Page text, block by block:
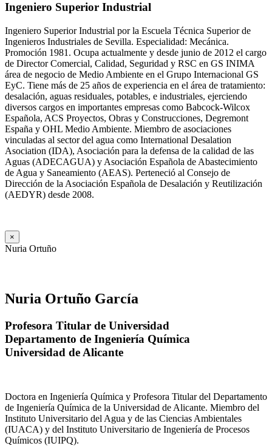
Ingeniero Superior Industrial
Ingeniero Superior Industrial por la Escuela Técnica Superior de
Ingenieros Industriales de Sevilla. Especialidad: Mecánica.
Promoción 1981. Ocupa actualmente y desde junio de 2012 el cargo
de Director Comercial, Calidad, Seguridad y RSC en GS INIMA
área de negocio de Medio Ambiente en el Grupo Internacional GS
EyC. Tiene más de 25 años de experiencia en el área de tratamiento:
desalación, aguas residuales, potables, e industriales, ejerciendo
diversos cargos en importantes empresas como Babcock-Wilcox
Española, ACS Proyectos, Obras y Construcciones, Degremont
España y OHL Medio Ambiente. Miembro de asociaciones
vinculadas al sector del agua como International Desalation
Asociation (IDA), Asociación para la defensa de la calidad de las
Aguas (ADECAGUA) y Asociación Española de Abastecimiento
de Agua y Saneamiento (AEAS). Perteneció al Consejo de
Dirección de la Asociación Española de Desalación y Reutilización
(AEDYR) desde 2008.
×
Nuria Ortuño
Nuria Ortuño García
Profesora Titular de Universidad
Departamento de Ingeniería Química
Universidad de Alicante
Doctora en Ingeniería Química y Profesora Titular del Departamento
de Ingeniería Química de la Universidad de Alicante. Miembro del
Instituto Universitario del Agua y de las Ciencias Ambientales
(IUACA) y del Instituto Universitario de Ingeniería de Procesos
Químicos (IUIPQ).